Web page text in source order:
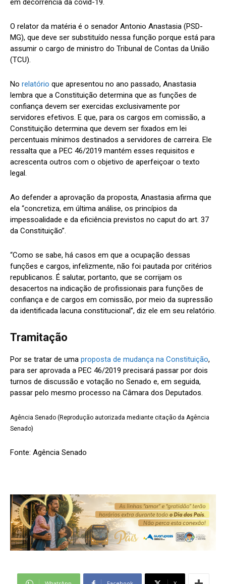
em decorrência da covid-19.
O relator da matéria é o senador Antonio Anastasia (PSD-
MG), que deve ser substituído nessa função porque está para
assumir o cargo de ministro do Tribunal de Contas da União
(TCU).
No relatório que apresentou no ano passado, Anastasia
lembra que a Constituição determina que as funções de
confiança devem ser exercidas exclusivamente por
servidores efetivos. E que, para os cargos em comissão, a
Constituição determina que devem ser fixados em lei
percentuais mínimos destinados a servidores de carreira. Ele
ressalta que a PEC 46/2019 mantém esses requisitos e
acrescenta outros com o objetivo de aperfeiçoar o texto
legal.
Ao defender a aprovação da proposta, Anastasia afirma que
ela “concretiza, em última análise, os princípios da
impessoalidade e da eficiência previstos no caput do art. 37
da Constituição”.
“Como se sabe, há casos em que a ocupação dessas
funções e cargos, infelizmente, não foi pautada por critérios
republicanos. É salutar, portanto, que se corrijam os
desacertos na indicação de profissionais para funções de
confiança e de cargos em comissão, por meio da supressão
da identificada lacuna constitucional”, diz ele em seu relatório.
Tramitação
Por se tratar de uma proposta de mudança na Constituição,
para ser aprovada a PEC 46/2019 precisará passar por dois
turnos de discussão e votação no Senado e, em seguida,
passar pelo mesmo processo na Câmara dos Deputados.
Agência Senado (Reprodução autorizada mediante citação da Agência
Senado)
Fonte: Agência Senado